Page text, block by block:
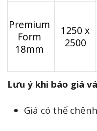
Premium
Form
18mm
1250 x
2500
Lưu ý khi báo giá
Giá có thể